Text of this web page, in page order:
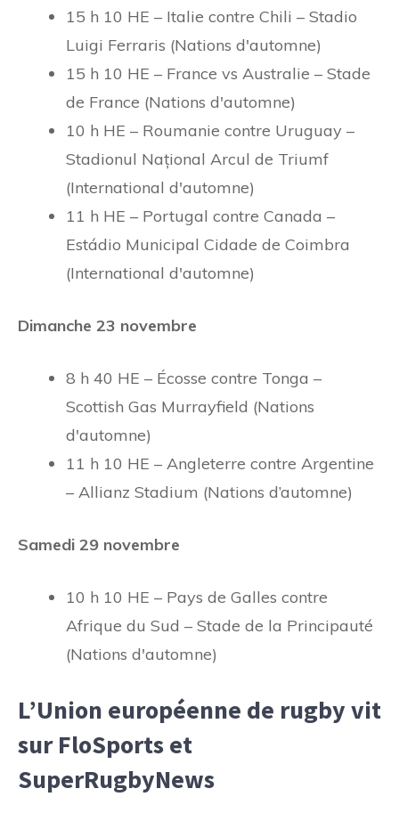
15 h 10 HE – Italie contre Chili – Stadio
Luigi Ferraris (Nations d'automne)
15 h 10 HE – France vs Australie – Stade
de France (Nations d'automne)
10 h HE – Roumanie contre Uruguay –
Stadionul Național Arcul de Triumf
(International d'automne)
11 h HE – Portugal contre Canada –
Estádio Municipal Cidade de Coimbra
(International d'automne)
Dimanche 23 novembre
8 h 40 HE – Écosse contre Tonga –
Scottish Gas Murrayfield (Nations
d'automne)
11 h 10 HE – Angleterre contre Argentine
– Allianz Stadium (Nations d’automne)
Samedi 29 novembre
10 h 10 HE – Pays de Galles contre
Afrique du Sud – Stade de la Principauté
(Nations d'automne)
L’Union européenne de rugby vit
sur FloSports et
SuperRugbyNews